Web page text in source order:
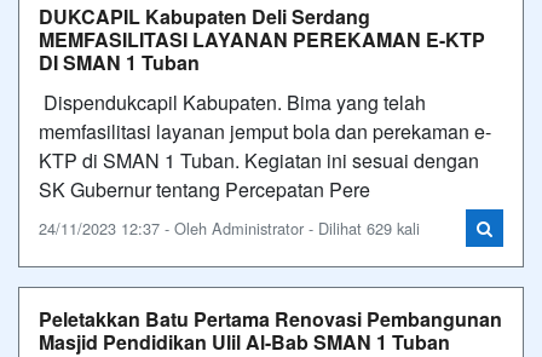
DUKCAPIL Kabupaten Deli Serdang
MEMFASILITASI LAYANAN PEREKAMAN E-KTP
DI SMAN 1 Tuban
Dispendukcapil Kabupaten. Bima yang telah
memfasilitasi layanan jemput bola dan perekaman e-
KTP di SMAN 1 Tuban. Kegiatan ini sesuai dengan
SK Gubernur tentang Percepatan Pere
24/11/2023 12:37 - Oleh Administrator - Dilihat 629 kali
Peletakkan Batu Pertama Renovasi Pembangunan
Masjid Pendidikan Ulil Al-Bab SMAN 1 Tuban